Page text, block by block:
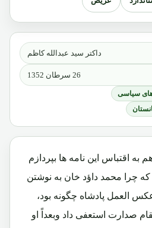
داکتر سید عبدالله کاظم
26 سرطان 1352
سیاسی
به اقتباس این نامه ها بپردازم
که چرا محمد داؤد خان به نوشتن
العمل پادشاه چگونه بود،
صدارت استعفی داد وبعداً او